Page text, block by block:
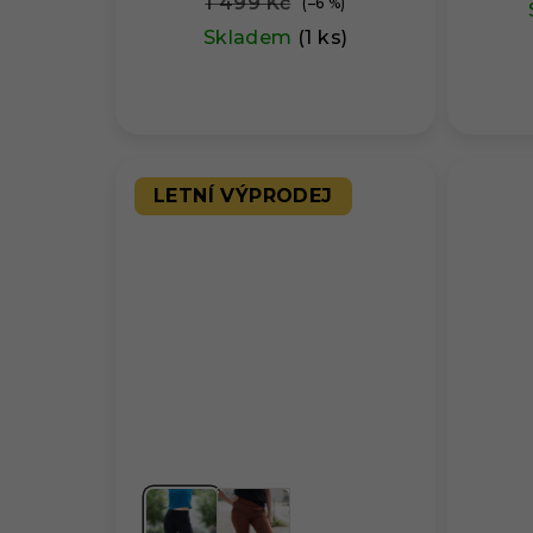
Skladem (1 ks)
LETNÍ VÝPRODEJ